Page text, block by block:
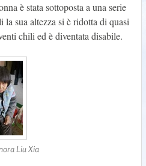
è stata sottoposta a una serie
sua altezza si è ridotta di quasi
chili ed è diventata disabile.
Liu Xia